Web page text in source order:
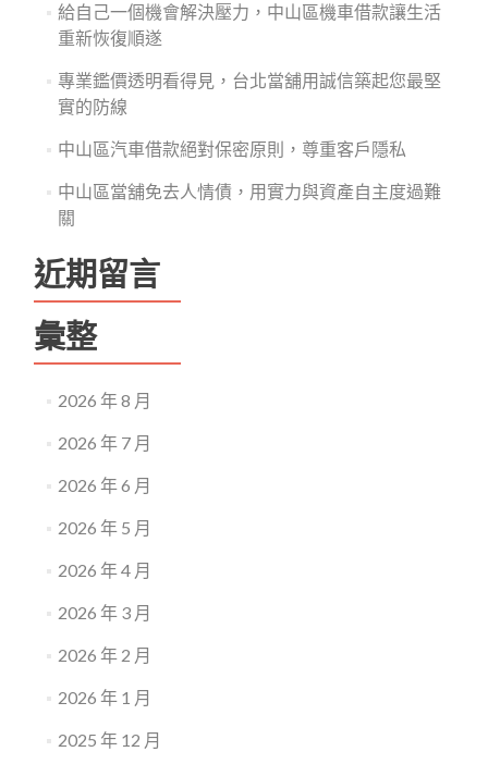
給自己一個機會解決壓力，中山區機車借款讓生活
重新恢復順遂
專業鑑價透明看得見，台北當舖用誠信築起您最堅
實的防線
中山區汽車借款絕對保密原則，尊重客戶隱私
中山區當舖免去人情債，用實力與資產自主度過難
關
近期留言
彙整
2026 年 8 月
2026 年 7 月
2026 年 6 月
2026 年 5 月
2026 年 4 月
2026 年 3 月
2026 年 2 月
2026 年 1 月
2025 年 12 月